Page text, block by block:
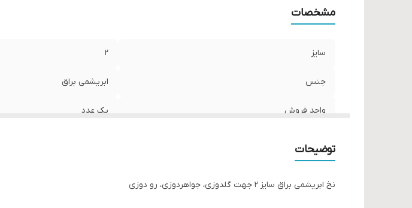
مشخصات
سایز ۲
جنس ابریشمی براق
واحد فروش یک عدد
توضیحات
نخ ابریشمی براق سایز ۲ جهت گلدوزی، جواهردوزی، رو دوزی